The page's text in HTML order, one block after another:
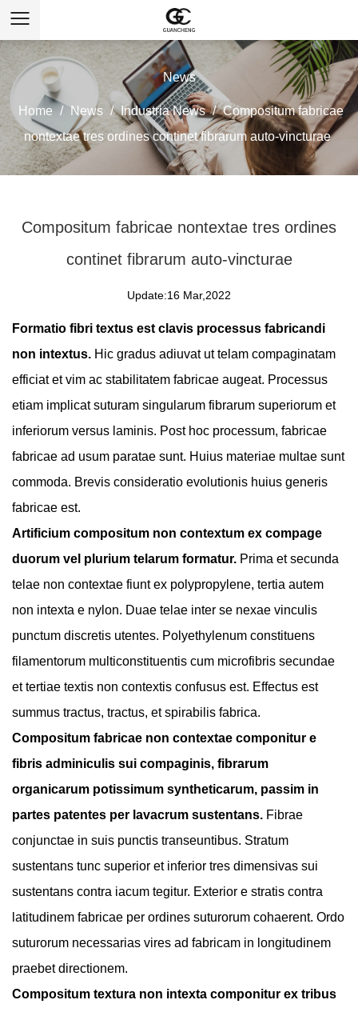
News
Home / News / Industria News / Compositum fabricae
nontextae tres ordines continet fibrarum auto-vincturae
Compositum fabricae nontextae tres ordines
continet fibrarum auto-vincturae
Update:16 Mar,2022
Formatio fibri textus est clavis processus fabricandi
non intextus. Hic gradus adiuvat ut telam compaginatam
efficiat et vim ac stabilitatem fabricae augeat. Processus
etiam implicat suturam singularum fibrarum superiorum et
inferiorum versus laminis. Post hoc processum, fabricae
fabricae ad usum paratae sunt. Huius materiae multae sunt
commoda. Brevis consideratio evolutionis huius generis
fabricae est.
Artificium compositum non contextum ex compage
duorum vel plurium telarum formatur. Prima et secunda
telae non contextae fiunt ex polypropylene, tertia autem
non intexta e nylon. Duae telae inter se nexae vinculis
punctum discretis utentes. Polyethylenum constituens
filamentorum multiconstituentis cum microfibris secundae
et tertiae textis non contextis confusus est. Effectus est
summus tractus, tractus, et spirabilis fabrica.
Compositum fabricae non contextae componitur e
fibris adminiculis sui compaginis, fibrarum
organicarum potissimum syntheticarum, passim in
partes patentes per lavacrum sustentans. Fibrae
conjunctae in suis punctis transeuntibus. Stratum
sustentans tunc superior et inferior tres dimensivas sui
sustentans contra iacum tegitur. Exterior e stratis contra
latitudinem fabricae per ordines suturorum cohaerent. Ordo
suturorum necessarias vires ad fabricam in longitudinem
praebet directionem.
Compositum textura non intexta componitur ex tribus